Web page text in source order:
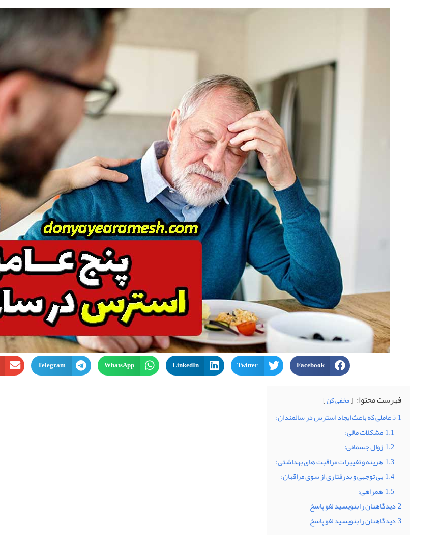
Facebook
Twitter
LinkedIn
WhatsApp
Telegram
فهرست محتوا: مخفی کن
15 عاملی که باعث ایجاد استرس در سالمندان:
1.1مشکلات مالی:
1.2زوال جسمانی:
1.3 هزینه و تغییرات مراقبت های بهداشتی:
1.4بی توجهی و بدرفتاری از سوی مراقبان:
1.5 همراهی:
2دیدگاهتان را بنویسید لغو پاسخ
3دیدگاهتان را بنویسید لغو پاسخ